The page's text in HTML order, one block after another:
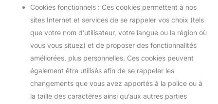
Cookies fonctionnels : Ces cookies permettent à nos
sites Internet et services de se rappeler vos choix (tels
que votre nom d’utilisateur, votre langue ou la région où
vous vous situez) et de proposer des fonctionnalités
améliorées, plus personnelles. Ces cookies peuvent
également être utilisés afin de se rappeler les
changements que vous avez apportés à la police ou à
la taille des caractères ainsi qu’aux autres parties